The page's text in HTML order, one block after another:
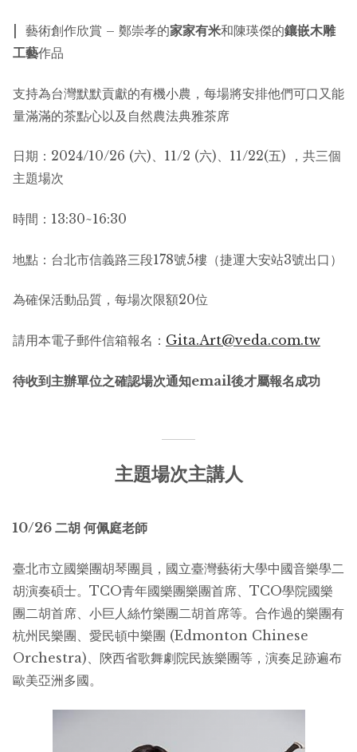
| 藝術創作欣賞 – 鄭崇孝的家家有米和陳瑛傑的鑲嵌木雕
工藝作品
支持為台灣默默貢獻的有機小農，每場將安排他們可口又能
量滿滿的茶點心以及自然農法典雅茶席
日期：2024/10/26 (六)、11/2 (六)、11/22(五) ，共三個
主題場次
時間：13:30~16:30
地點：台北市信義路三段178號5樓（捷運大安站3號出口）
為確保活動品質，每場次限額20位
請用本電子郵件信箱報名： Gita.Art@veda.com.tw
待收到主辦單位之確認場次通知email後才屬報名成功
主題場次主講人
10/26 二胡 何佩庭老師
臺北市立國樂團胡琴團員，國立臺灣藝術大學中國音樂學二
胡演奏碩士。TCO青年國樂團樂團首席、TCO學院國樂
團二胡首席、小巨人絲竹樂團二胡首席等。合作過的樂團有
杭州民樂團、愛民頓中樂團 (Edmonton Chinese
Orchestra)、陝西省歌舞劇院民族樂團等，演奏足跡遍布
歐美亞洲多國。